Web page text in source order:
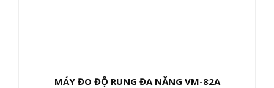
MÁY ĐO ĐỘ RUNG ĐA NĂNG VM-82A